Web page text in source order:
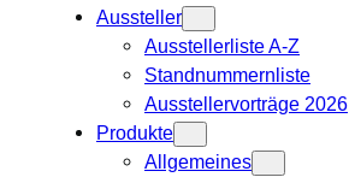
Aussteller
Ausstellerliste A-Z
Standnummernliste
Ausstellervorträge 2026
Produkte
Allgemeines